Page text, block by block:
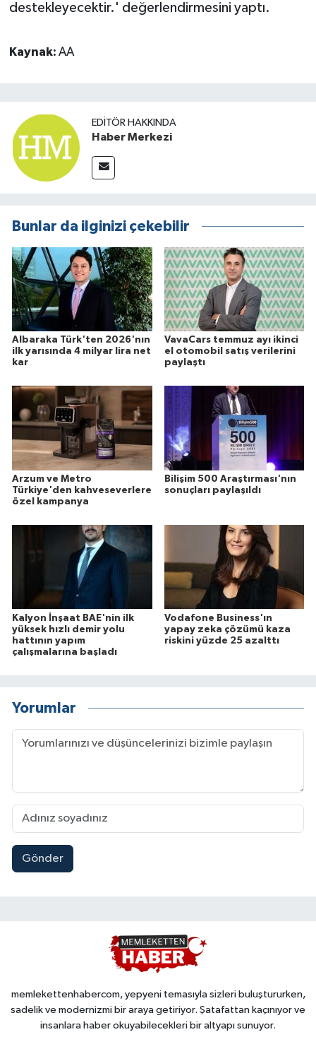
destekleyecektir.' değerlendirmesini yaptı.
Kaynak: AA
EDITÖR HAKKINDA
Haber Merkezi
Bunlar da ilginizi çekebilir
Albaraka Türk'ten 2026'nın
ilk yarısında 4 milyar lira net
kar
VavaCars temmuz ayı ikinci
el otomobil satış verilerini
paylaştı
Arzum ve Metro
Türkiye'den kahveseverlere
özel kampanya
Bilişim 500 Araştırması'nın
sonuçları paylaşıldı
Kalyon İnşaat BAE'nin ilk
yüksek hızlı demir yolu
hattının yapım
çalışmalarına başladı
Vodafone Business'ın
yapay zeka çözümü kaza
riskini yüzde 25 azalttı
Yorumlar
Gönder
memlekettenhabercom, yepyeni temasıyla sizleri buluştururken,
sadelik ve modernizmi bir araya getiriyor. Şatafattan kaçınıyor ve
insanlara haber okuyabilecekleri bir altyapı sunuyor.